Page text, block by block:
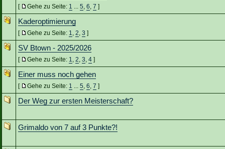
[ Gehe zu Seite: 1 ... 5, 6, 7 ]
Kaderoptimierung
[ Gehe zu Seite: 1, 2, 3 ]
SV Btown - 2025/2026
[ Gehe zu Seite: 1, 2, 3, 4 ]
Einer muss noch gehen
[ Gehe zu Seite: 1 ... 5, 6, 7 ]
Der Weg zur ersten Meisterschaft?
Grimaldo von 7 auf 3 Punkte?!